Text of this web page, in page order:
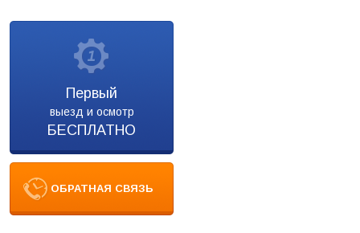
Первый
выезд и осмотр
БЕСПЛАТНО
ОБРАТНАЯ СВЯЗЬ